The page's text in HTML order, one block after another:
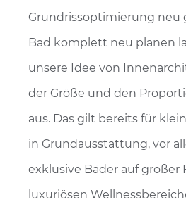
Grundrissoptimierung neu
Bad komplett neu planen
unsere Idee von
der Größe und den
aus. Das gilt bereits für
in Grundausstattung, vor
exklusive Bäder auf großer
luxuriösen